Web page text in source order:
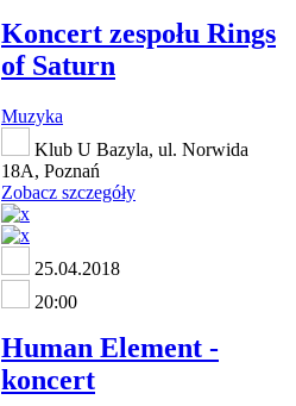
Koncert zespołu Rings
of Saturn
Muzyka
Klub U Bazyla, ul. Norwida
18A, Poznań
Zobacz szczegóły
25.04.2018
20:00
Human Element -
koncert